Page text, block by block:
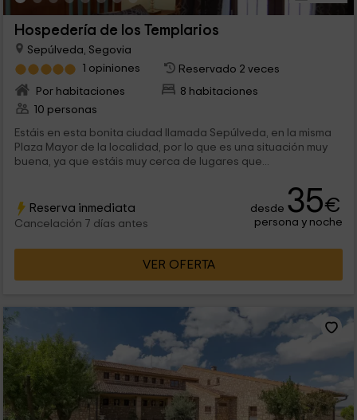
Hospedería de los Templarios
Sepúlveda, Segovia
1 opiniones
Reservado 2 veces
Por habitaciones
8 habitaciones
10 personas
Estáis en esta bonita ciudad llamada Sepúlveda, en la misma
Plaza Mayor de la localidad, por lo que es una situación muy
buena, ya que estáis muy cerca de lugares que...
Reserva inmediata
Cancelación 7 días antes
desde 35€
persona y noche
VER OFERTA